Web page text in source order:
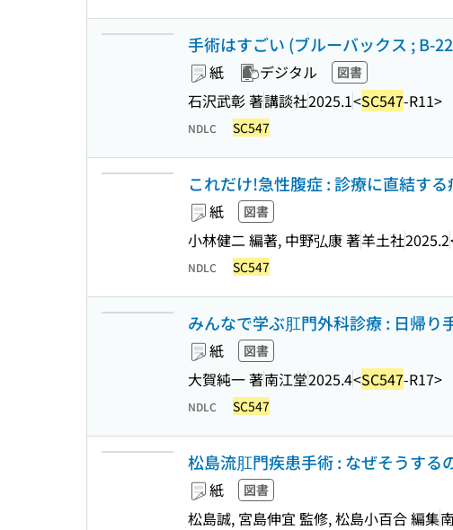
手術はすごい (ブルーバックス ; B-
紙 デジタル 図書
石沢武彰 著講談社2025.1<SC547-R11>
NDLC SC547
これだけ!急性腹症 : 診療に直結す
紙 図書
小林健二 編著, 中野弘康 著羊土社2025.2
NDLC SC547
みんなで学ぶ肛門外科診療 : 日帰り
紙 図書
大賀純一 著南江堂2025.4<SC547-R17>
NDLC SC547
松島流肛門疾患手術 : なぜそうする
紙 図書
松島誠, 宮島伸宜 監修, 松島小百合 編集